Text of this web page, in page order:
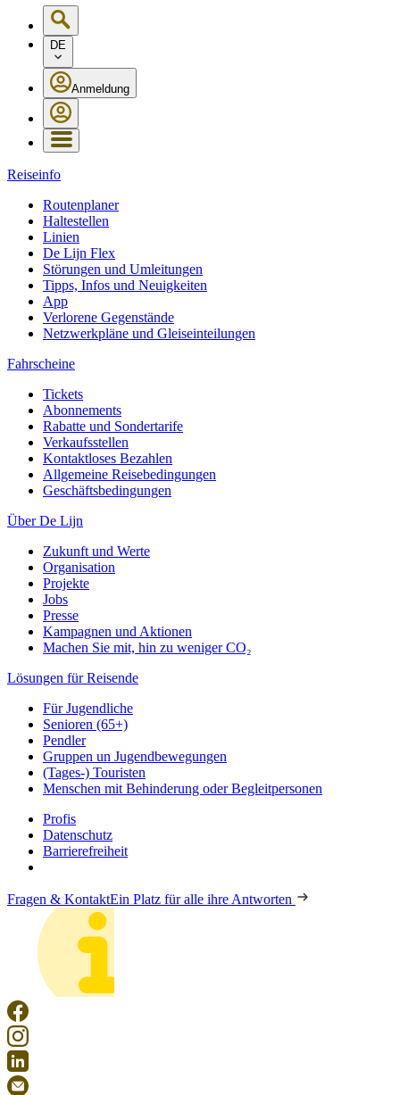
DE
Anmeldung
Reiseinfo
Routenplaner
Haltestellen
Linien
De Lijn Flex
Störungen und Umleitungen
Tipps, Infos und Neuigkeiten
App
Verlorene Gegenstände
Netzwerkpläne und Gleiseinteilungen
Fahrscheine
Tickets
Abonnements
Rabatte und Sondertarife
Verkaufsstellen
Kontaktloses Bezahlen
Allgemeine Reisebedingungen
Geschäftsbedingungen
Über De Lijn
Zukunft und Werte
Organisation
Projekte
Jobs
Presse
Kampagnen und Aktionen
Machen Sie mit, hin zu weniger CO₂
Lösungen für Reisende
Für Jugendliche
Senioren (65+)
Pendler
Gruppen un Jugendbewegungen
(Tages-) Touristen
Menschen mit Behinderung oder Begleitpersonen
Profis
Datenschutz
Barrierefreiheit
Fragen & KontaktEin Platz für alle ihre Antworten